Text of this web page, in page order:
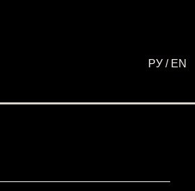
РУ / EN